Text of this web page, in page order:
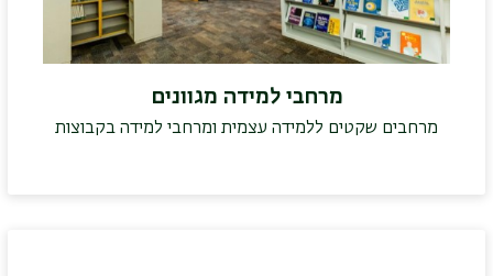
מרחבי למידה מגוונים
מרחבים שקטים ללמידה עצמית ומרחבי למידה בקבוצות